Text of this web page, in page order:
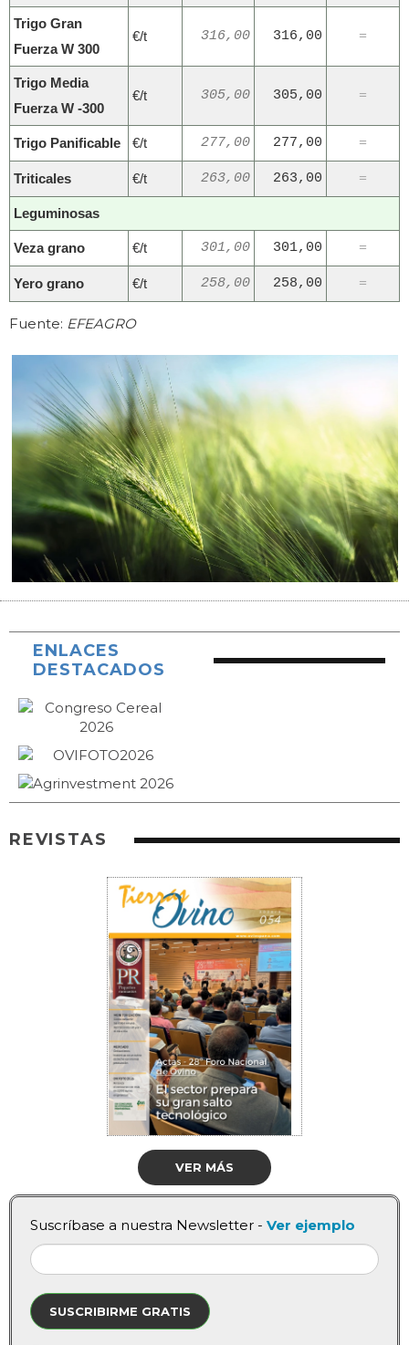
Trigo Gran
Fuerza W 300
€/t 316,00 316,00 =
Trigo Media
Fuerza W -300
€/t 305,00 305,00 =
Trigo Panificable €/t 277,00 277,00 =
Triticales €/t 263,00 263,00 =
Leguminosas
Veza grano €/t 301,00 301,00 =
Yero grano €/t 258,00 258,00 =
Fuente: EFEAGRO
ENLACES
DESTACADOS
REVISTAS
VER MÁS
Suscríbase a nuestra Newsletter - Ver ejemplo
SUSCRIBIRME GRATIS